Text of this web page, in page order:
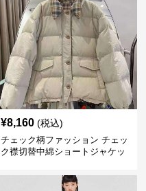
¥8,160 (税込)
チェック柄ファッション チェッ
ク襟切替中綿ショートジャケッ